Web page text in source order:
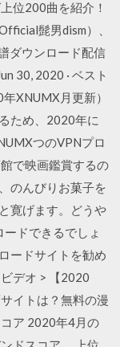
位200曲を紹介！
髭男dism）、
ダウンロード配信
30, 2020 · ベスト
XNUMX月更新）
ため、2020年に
つのVPNプロ
で映画鑑賞するの
のんびりお菓子を
寛げます。どうや
ドできるでしょ
ードサイトを勧め
デオ > 【2020
イトは？無料の漫
ア 2020年4月の